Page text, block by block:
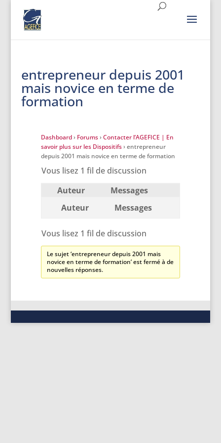
entrepreneur depuis 2001
mais novice en terme de
formation
Dashboard › Forums › Contacter l’AGEFICE | En
savoir plus sur les Dispositifs › entrepreneur
depuis 2001 mais novice en terme de formation
Vous lisez 1 fil de discussion
Auteur
Messages
Auteur
Messages
Vous lisez 1 fil de discussion
Le sujet ‘entrepreneur depuis 2001 mais
novice en terme de formation’ est fermé à de
nouvelles réponses.